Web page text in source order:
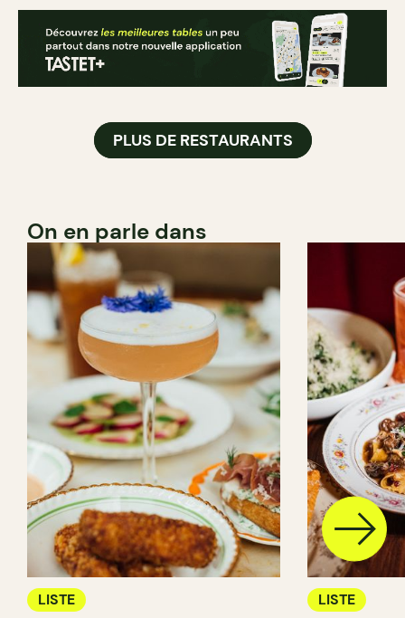
PLUS DE RESTAURANTS
On en parle dans
LISTE LISTE